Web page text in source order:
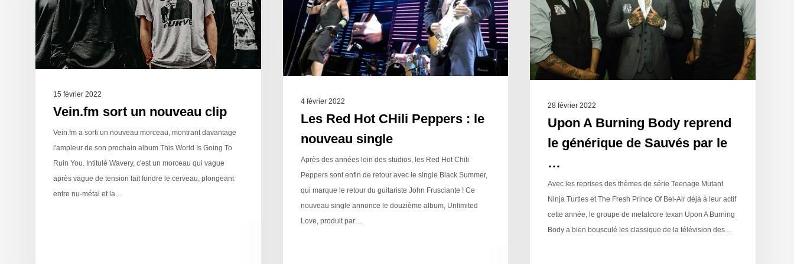
15 février 2022
Vein.fm sort un nouveau clip
Vein.fm a sorti un nouveau morceau, montrant davantage
l'ampleur de son prochain album This World Is Going To
Ruin You. Intitulé Wavery, c'est un morceau qui vague
après vague de tension fait fondre le cerveau, plongeant
entre nu-métal et la…
4 février 2022
Les Red Hot CHili Peppers : le
nouveau single
Après des années loin des studios, les Red Hot Chili
Peppers sont enfin de retour avec le single Black Summer,
qui marque le retour du guitariste John Frusciante ! Ce
nouveau single annonce le douzième album, Unlimited
Love, produit par…
28 février 2022
Upon A Burning Body reprend
le générique de Sauvés par le
…
Avec les reprises des thèmes de série Teenage Mutant
Ninja Turtles et The Fresh Prince Of Bel-Air déjà à leur actif
cette année, le groupe de metalcore texan Upon A Burning
Body a bien bousculé les classique de la télévision des…